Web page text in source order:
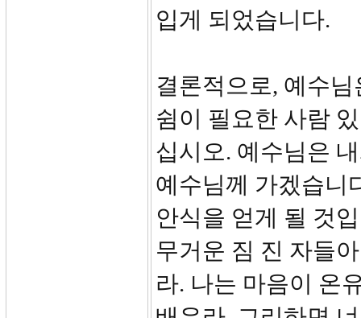
입게 되었습니다.
결론적으로, 예수
쉼이 필요한 사람
십시오. 예수님은
예수님께 가겠습니
안식을 얻게 될 것
무거운 짐 진 자들
라. 나는 마음이 온